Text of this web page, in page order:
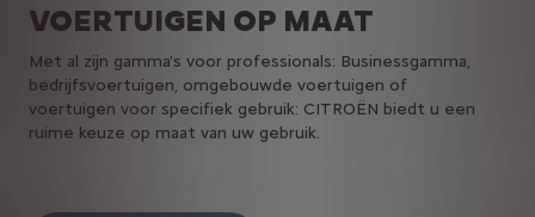
VOERTUIGEN OP MAAT
Met al zijn gamma's voor professionals: Businessgamma,
bedrijfsvoertuigen, omgebouwde voertuigen of
voertuigen voor specifiek gebruik: CITROËN biedt u een
ruime keuze op maat van uw gebruik.